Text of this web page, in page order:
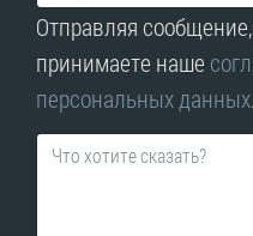
Отправляя
принимаете наше
персональных данных.